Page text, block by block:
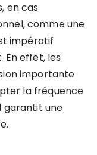
en cas
comme une
impératif
En effet, les
importante
la fréquence
garantit une